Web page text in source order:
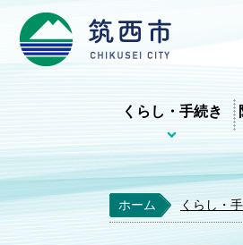
くらし・手続き
ホーム くらし・